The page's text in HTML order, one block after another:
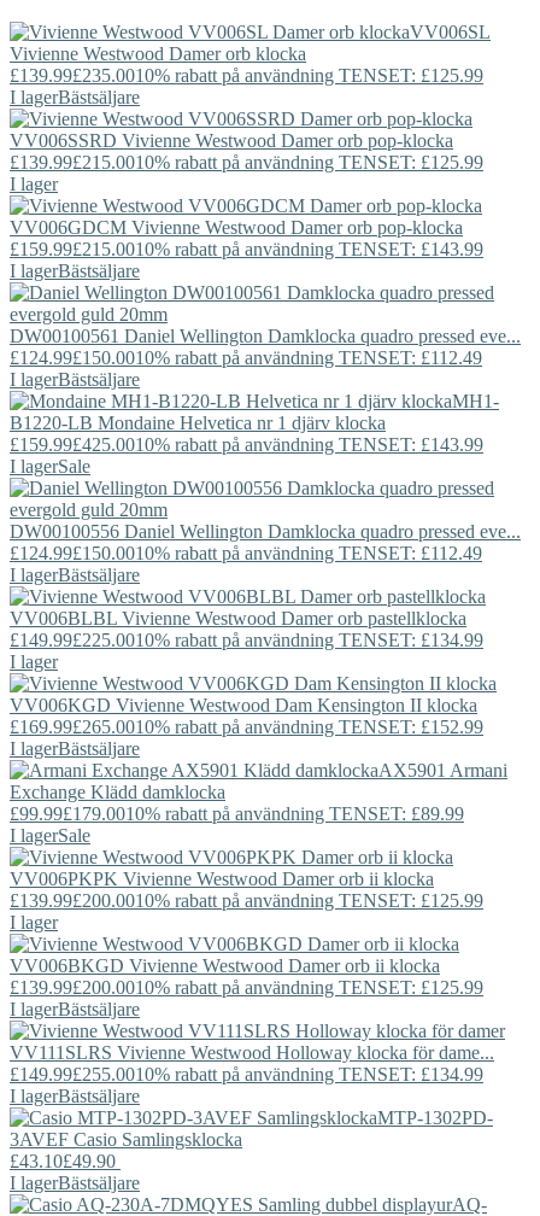
VV006SL
Vivienne Westwood Damer orb klocka
£139.99£235.0010% rabatt på användning TENSET: £125.99
I lagerBästsäljare
VV006SSRD Vivienne Westwood Damer orb pop-klocka
£139.99£215.0010% rabatt på användning TENSET: £125.99
I lager
VV006GDCM Vivienne Westwood Damer orb pop-klocka
£159.99£215.0010% rabatt på användning TENSET: £143.99
I lagerBästsäljare
DW00100561 Daniel Wellington Damklocka quadro pressed eve...
£124.99£150.0010% rabatt på användning TENSET: £112.49
I lagerBästsäljare
MH1-
B1220-LB Mondaine Helvetica nr 1 djärv klocka
£159.99£425.0010% rabatt på användning TENSET: £143.99
I lagerSale
DW00100556 Daniel Wellington Damklocka quadro pressed eve...
£124.99£150.0010% rabatt på användning TENSET: £112.49
I lagerBästsäljare
VV006BLBL Vivienne Westwood Damer orb pastellklocka
£149.99£225.0010% rabatt på användning TENSET: £134.99
I lager
VV006KGD Vivienne Westwood Dam Kensington II klocka
£169.99£265.0010% rabatt på användning TENSET: £152.99
I lagerBästsäljare
AX5901 Armani
Exchange Klädd damklocka
£99.99£179.0010% rabatt på användning TENSET: £89.99
I lagerSale
VV006PKPK Vivienne Westwood Damer orb ii klocka
£139.99£200.0010% rabatt på användning TENSET: £125.99
I lager
VV006BKGD Vivienne Westwood Damer orb ii klocka
£139.99£200.0010% rabatt på användning TENSET: £125.99
I lagerBästsäljare
VV111SLRS Vivienne Westwood Holloway klocka för dame...
£149.99£255.0010% rabatt på användning TENSET: £134.99
I lagerBästsäljare
MTP-1302PD-
3AVEF Casio Samlingsklocka
£43.10£49.90
I lagerBästsäljare
AQ-